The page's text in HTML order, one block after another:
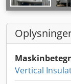
Vertical